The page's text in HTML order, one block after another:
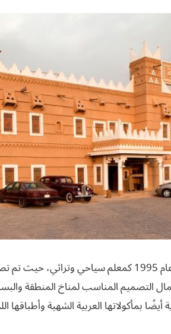
تأسست القرية النجدية في عام 1995 كمعلم
التصميم المناسب لمناخ المنطقة
أيضًا بمأكولاتها العربية الشهية وأطباقها